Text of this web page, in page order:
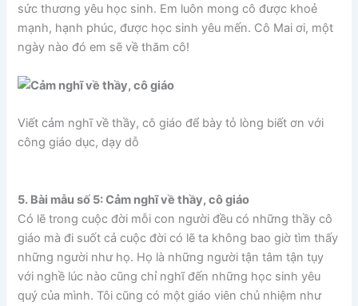
sức thương yêu học sinh. Em luôn mong cô được khoẻ
mạnh, hạnh phúc, được học sinh yêu mến. Cô Mai ơi, một
ngày nào đó em sẽ về thăm cô!
Viết cảm nghĩ về thầy, cô giáo để bày tỏ lòng biết ơn với
công giáo dục, dạy dỗ
5. Bài mẫu số 5: Cảm nghĩ về thầy, cô giáo
Có lẽ trong cuộc đời mỗi con người đều có những thầy cô
giáo mà đi suốt cả cuộc đời có lẽ ta không bao giờ tìm thấy
những người như họ. Họ là những người tận tâm tận tụy
với nghề lúc nào cũng chỉ nghĩ đến những học sinh yêu
quý của mình. Tôi cũng có một giáo viên chủ nhiệm như